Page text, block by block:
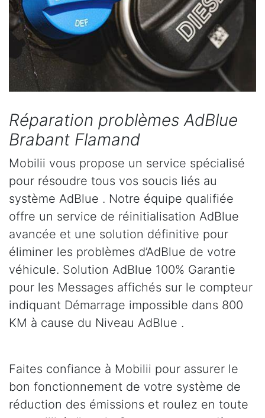
Réparation problèmes AdBlue
Brabant Flamand
Mobilii vous propose un service spécialisé
pour résoudre tous vos soucis liés au
système AdBlue . Notre équipe qualifiée
offre un service de réinitialisation AdBlue
avancée et une solution définitive pour
éliminer les problèmes d’AdBlue de votre
véhicule. Solution AdBlue 100% Garantie
pour les Messages affichés sur le compteur
indiquant Démarrage impossible dans 800
KM à cause du Niveau AdBlue .
Faites confiance à Mobilii pour assurer le
bon fonctionnement de votre système de
réduction des émissions et roulez en toute